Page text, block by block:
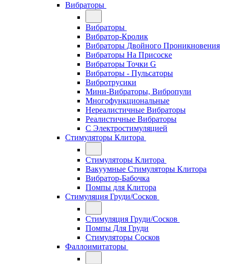
Вибраторы
Вибраторы
Вибратор-Кролик
Вибраторы Двойного Проникновения
Вибраторы На Присоске
Вибраторы Точки G
Вибраторы - Пульсаторы
Вибротрусики
Мини-Вибраторы, Вибропули
Многофункциональные
Нереалистичные Вибраторы
Реалистичные Вибраторы
С Электростимуляцией
Стимуляторы Клитора
Стимуляторы Клитора
Вакуумные Стимуляторы Клитора
Вибратор-Бабочка
Помпы для Клитора
Стимуляция Груди/Сосков
Стимуляция Груди/Сосков
Помпы Для Груди
Стимуляторы Сосков
Фаллоимитаторы